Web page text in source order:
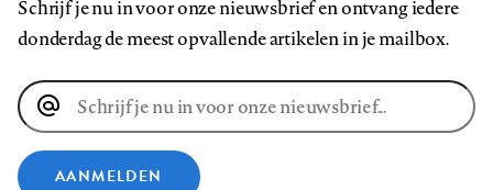
Schrijf je nu in voor onze nieuwsbrief en ontvang iedere
donderdag de meest opvallende artikelen in je mailbox.
E-
mailadres
AANMELDEN